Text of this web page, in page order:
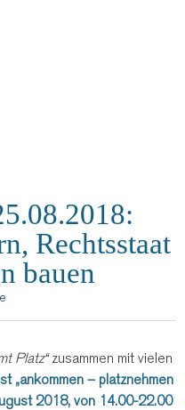
Rechtsstaat
bauen
Platz“zusammen mit vielen
„ankommen – platznehmen
2018, von 14.00-22.00